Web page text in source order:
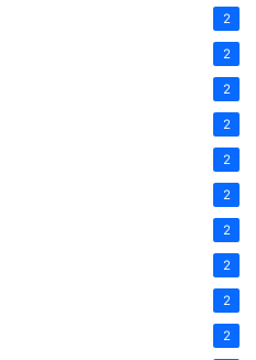
2
2
2
2
2
2
2
2
2
2